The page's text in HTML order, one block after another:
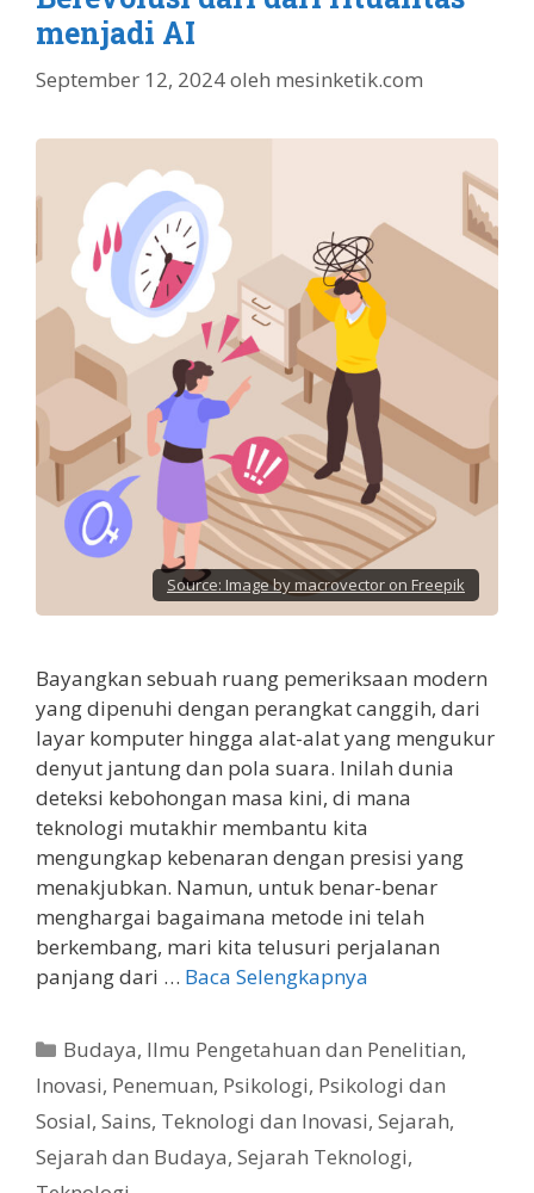
menjadi AI
September 12, 2024oleh mesinketik.com
Source: Image by macrovector on Freepik
Bayangkan sebuah ruang pemeriksaan modern
yang dipenuhi dengan perangkat canggih, dari
layar komputer hingga alat-alat yang mengukur
denyut jantung dan pola suara. Inilah dunia
deteksi kebohongan masa kini, di mana
teknologi mutakhir membantu kita
mengungkap kebenaran dengan presisi yang
menakjubkan. Namun, untuk benar-benar
menghargai bagaimana metode ini telah
berkembang, mari kita telusuri perjalanan
panjang dari … Baca Selengkapnya
Kategori
Budaya, Ilmu Pengetahuan dan Penelitian,
Inovasi, Penemuan, Psikologi, Psikologi dan
Sosial, Sains, Teknologi dan Inovasi, Sejarah,
Sejarah dan Budaya, Sejarah Teknologi,